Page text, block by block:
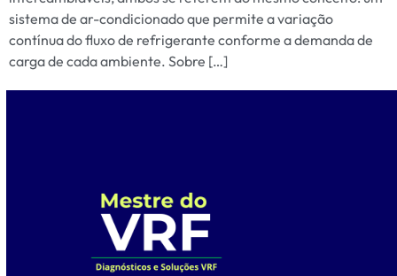
sistema de ar-condicionado que permite a variação
contínua do fluxo de refrigerante conforme a demanda de
carga de cada ambiente. Sobre […]